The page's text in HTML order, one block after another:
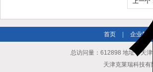
首页 企业简介
总访问量：612898 地址：天
天津克莱瑞科技